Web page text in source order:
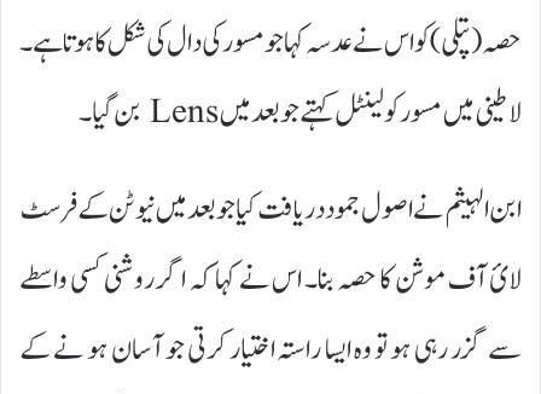
حصہ (پتلی)کو اس نے عدسہ کہا جو مسور کی دال کی شکل کا ہوتا ہے۔
لا طینی میں مسور کو لینٹل کہتے جو بعد میں Lens بن گیا۔
ابن الہیثم نے اصول جمود دریافت کیا جو بعد میں نیوٹن کے فرسٹ
لائ آف موشن کا حصہ بنا۔ اس نے کہا کہ اگر روشنی کسی واسطے
سے گزر رہی ہو تو وہ ایسا راستہ اختیار کرتی جو آسان ہو نے کے